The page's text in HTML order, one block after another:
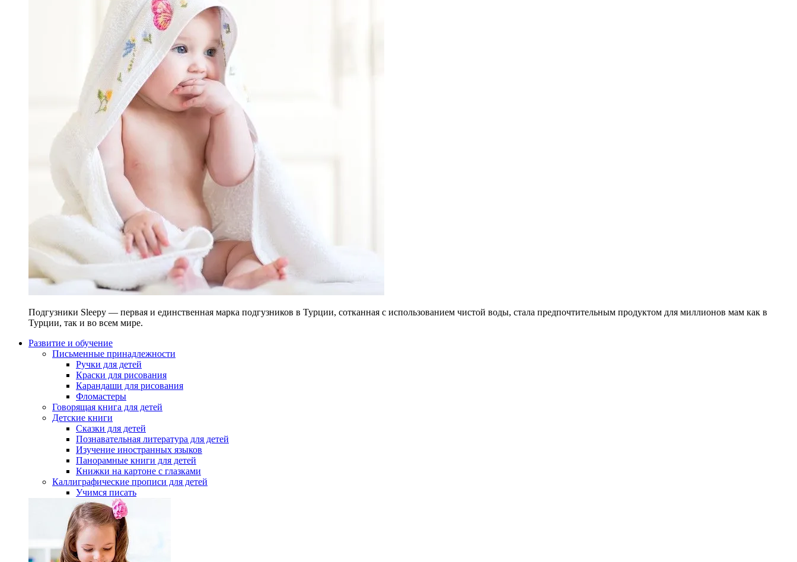
Подгузники Sleepy — первая и единственная марка подгузников в Турции, сотканная с использованием чистой воды, стала предпочтительным продуктом для миллионов мам как в
Турции, так и во всем мире.
Развитие и обучение
Письменные принадлежности
Ручки для детей
Краски для рисования
Карандаши для рисования
Фломастеры
Говорящая книга для детей
Детские книги
Сказки для детей
Познавательная литература для детей
Изучение иностранных языков
Панорамные книги для детей
Книжки на картоне с глазками
Каллиграфические прописи для детей
Учимся писать